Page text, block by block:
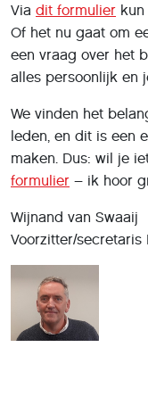
Via dit formulier
Of het nu gaat om
een vraag over het
alles persoonlijk en
We vinden het
leden, en dit is een
maken. Dus: wil je
formulier – ik hoor
Wijnand van Swaaij
Voorzitter/secretaris